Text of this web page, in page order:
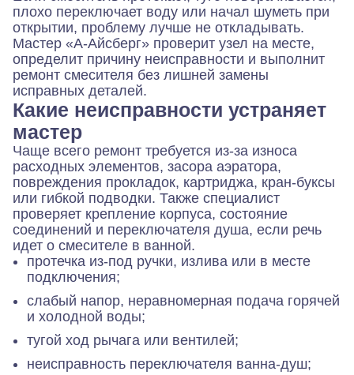
плохо переключает воду или начал шуметь при
открытии, проблему лучше не откладывать.
Мастер «А-Айсберг» проверит узел на месте,
определит причину неисправности и выполнит
ремонт смесителя без лишней замены
исправных деталей.
Какие неисправности устраняет
мастер
Чаще всего ремонт требуется из-за износа
расходных элементов, засора аэратора,
повреждения прокладок, картриджа, кран-буксы
или гибкой подводки. Также специалист
проверяет крепление корпуса, состояние
соединений и переключателя душа, если речь
идет о смесителе в ванной.
протечка из-под ручки, излива или в месте
подключения;
слабый напор, неравномерная подача горячей
и холодной воды;
тугой ход рычага или вентилей;
неисправность переключателя ванна-душ;